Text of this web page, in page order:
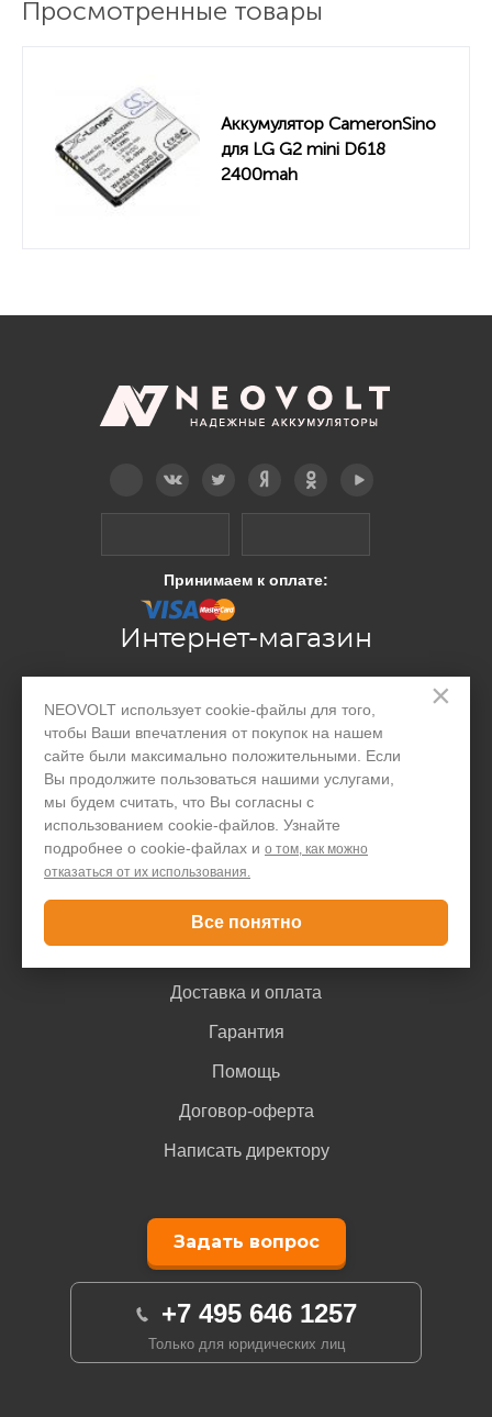
×
NEOVOLT использует cookie-файлы для того,
чтобы Ваши впечатления от покупок на нашем
сайте были максимально положительными. Если
Вы продолжите пользоваться нашими услугами,
мы будем считать, что Вы согласны с
использованием cookie-файлов. Узнайте
подробнее о cookie-файлах и о том, как можно
отказаться от их использования.
Все понятно
Просмотренные товары
Аккумулятор CameronSino
для LG G2 mini D618
2400mah
Принимаем к оплате:
Интернет-магазин
Производство
Организациям
Акции и скидки
Блог
Покупателю
Доставка и оплата
Гарантия
Помощь
Договор-оферта
Написать директору
Задать вопрос
+7 495 646 1257
Только для юридических лиц